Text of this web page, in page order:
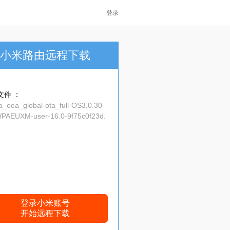
登录
小米路由远程下载
件 ：
ota_full-OS3.0.30
user-16.0-9f75c0f23d.
登录小米账号
开始远程下载